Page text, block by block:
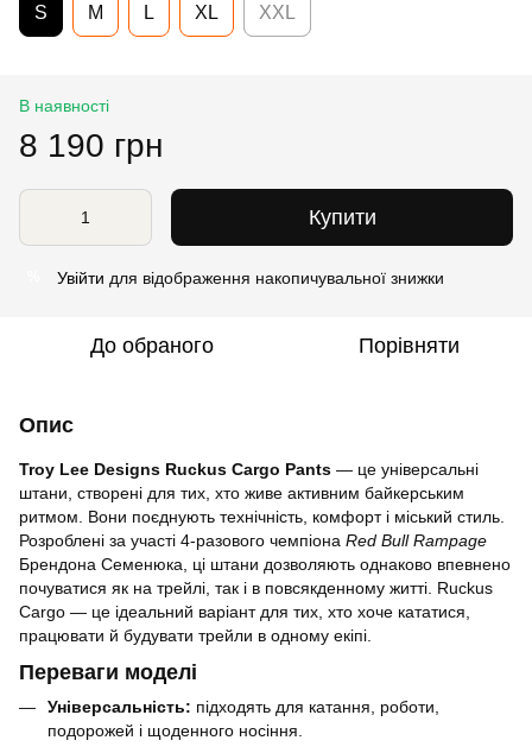
S M L XL XXL
В наявності
8 190 грн
Купити
Увійти для відображення накопичувальної знижки
До обраного Порівняти
Опис
Troy Lee Designs Ruckus Cargo Pants — це універсальні
штани, створені для тих, хто живе активним байкерським
ритмом. Вони поєднують технічність, комфорт і міський стиль.
Розроблені за участі 4-разового чемпіона Red Bull Rampage
Брендона Семенюка, ці штани дозволяють однаково впевнено
почуватися як на трейлі, так і в повсякденному житті. Ruckus
Cargo — це ідеальний варіант для тих, хто хоче кататися,
працювати й будувати трейли в одному екіпі.
Переваги моделі
Універсальність: підходять для катання, роботи,
подорожей і щоденного носіння.